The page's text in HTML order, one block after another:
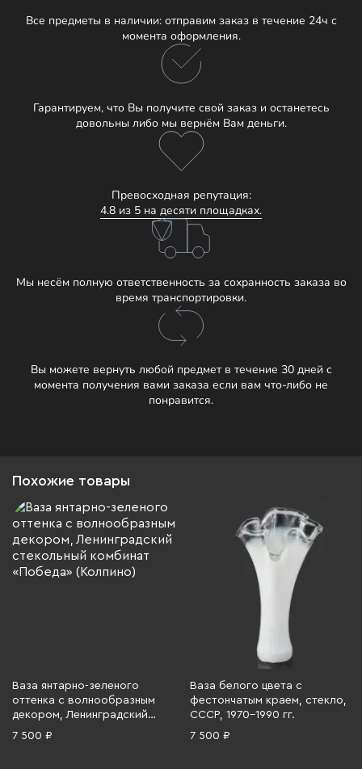
Все предметы в наличии: отправим заказ в течение 24ч с
момента оформления.
Гарантируем, что Вы получите свой заказ и останетесь
довольны либо мы вернём Вам деньги.
Превосходная репутация:
4.8 из 5 на десяти площадках.
Мы несём полную ответственность за сохранность заказа во
время транспортировки.
Вы можете вернуть любой предмет в течение 30 дней с
момента получения вами заказа если вам что-либо не
понравится.
Похожие товары
Ваза янтарно-зеленого
оттенка с волнообразным
декором, Ленинградский
стекольный комбинат
7 500 ₽
Ваза белого цвета с
фестончатым краем, стекло,
СССР, 1970-1990 гг.
7 500 ₽